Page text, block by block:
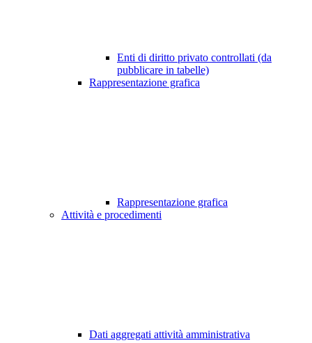
Enti di diritto privato controllati (da
pubblicare in tabelle)
Rappresentazione grafica
Rappresentazione grafica
Attività e procedimenti
Dati aggregati attività amministrativa